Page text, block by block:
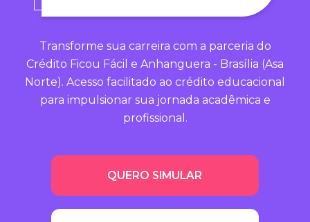
Transforme sua carreira com a parceria do
Crédito Ficou Fácil e Anhanguera - Brasília (Asa
Norte). Acesso facilitado ao crédito educacional
para impulsionar sua jornada acadêmica e
profissional.
QUERO SIMULAR